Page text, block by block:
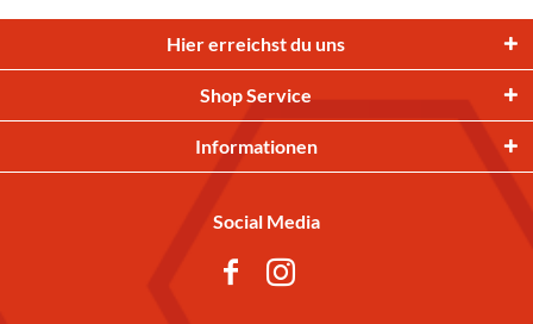
Hier erreichst du uns
Shop Service
Informationen
Social Media